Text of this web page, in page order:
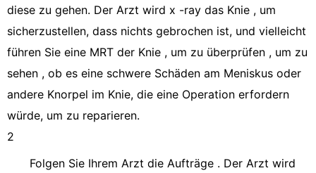
diese zu gehen. Der Arzt wird x -ray das Knie , um
sicherzustellen, dass nichts gebrochen ist, und vielleicht
führen Sie eine MRT der Knie , um zu überprüfen , um zu
sehen , ob es eine schwere Schäden am Meniskus oder
andere Knorpel im Knie, die eine Operation erfordern
würde, um zu reparieren.
2
Folgen Sie Ihrem Arzt die Aufträge . Der Arzt wird